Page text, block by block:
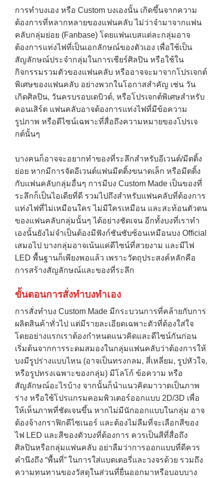
การทำบงเอง หรือ Custom บงเองนั้น เกิดขึ้นจากความ
ต้องการที่หลากหลายของแฟนคลับ ไม่ว่าจำมาจากแฟน
คลับกลุ่มย่อย (Fanbase) โดยแฟนเบสแต่ละกลุ่มอาจ
ต้องการแท่งไฟที่เป็นเอกลักษณ์ของตัวเอง เพื่อใช้เป็น
สัญลักษณ์ประจำกลุ่มในการเชียร์ศิลปิน หรือใช้ใน
กิจกรรมรวมตัวของแฟนคลับ หรืออาจจะมาจากโปรเจกต์
พิเศษของแฟนคลับ อย่างพวกในโอกาสสำคัญ เช่น วัน
เกิดศิลปิน, วันครบรอบเดบิวต์, หรือโปรเจกต์พิเศษสำหรับ
คอนเสิร์ต แฟนคลับอาจต้องการแท่งไฟที่มีข้อความ
รูปภาพ หรือดีไซน์เฉพาะที่สื่อถึงความหมายของโปรเจ
กต์นั้นๆ
บางคนก็อาจจะอยากทำของที่ระลึกสำหรับอีเวนต์/มีตติ้ง
ย่อย หากมีการจัดอีเวนต์แฟนมีตติ้งขนาดเล็ก หรือมีตติ้ง
กับแฟนคลับกลุ่มอื่นๆ การมีบง Custom Made เป็นของที่
ระลึกก็เป็นไอเดียที่ดี รวมไปถึงสำหรับแฟนคลับที่ต้องการ
แท่งไฟที่ไม่เหมือนใคร ไม่มีใครเหมือน และสะท้อนตัวตน
ของแฟนคลับกลุ่มนั้นๆ ได้อย่างชัดเจน อีกทั้งบงที่เราทำ
เองนั้นยังไม่จำเป็นต้องมีฟังก์ชันซับซ้อนเหมือนบง Official
เสมอไป บางกลุ่มอาจเน้นแค่ดีไซน์ที่สวยงาม และมีไฟ
LED พื้นฐานก็เพียงพอแล้ว เพราะวัตถุประสงค์หลักคือ
การสร้างสัญลักษณ์และของที่ระลึก
ขั้นตอนการสั่งทำบงทำเอง
การสั่งทำบง Custom Made มีกระบวนการที่คล้ายกับการ
ผลิตสินค้าทั่วไป แต่มีรายละเอียดเฉพาะตัวที่ต้องใส่ใจ
โดยอย่างแรกเราต้องกำหนดแนวคิดและดีไซน์กันก่อน
เริ่มต้นจากการระดมสมองในกลุ่มแฟนคลับว่าต้องการให้
บงมีรูปร่างแบบไหน (อาจเป็นทรงกลม, สี่เหลี่ยม, รูปหัวใจ,
หรือรูปทรงเฉพาะของกลุ่ม) มีโลโก้ ข้อความ หรือ
สัญลักษณ์อะไรบ้าง จากนั้นก็นำแนวคิดมาวาดเป็นภาพ
ร่าง หรือใช้โปรแกรมคอมพิวเตอร์ออกแบบ 2D/3D เพื่อ
ให้เห็นภาพที่ชัดเจนขึ้น หากไม่มีนักออกแบบในกลุ่ม อาจ
ต้องจ้างกราฟิกดีไซเนอร์ และต้องไม่ลืมที่จะเลือกสีของ
ไฟ LED และสีของตัวบงที่ต้องการ ควรเป็นสีที่สื่อถึง
ศิลปินหรือกลุ่มแฟนคลับ อย่าลืมว่าการออกแบบที่ดีควร
คำนึงถึง “พื้นที่” ในการใส่แบตเตอรี่และวงจรด้วย รวมถึง
ความทนทานของวัสดุในส่วนที่ยื่นออกมาหรือบอบบาง